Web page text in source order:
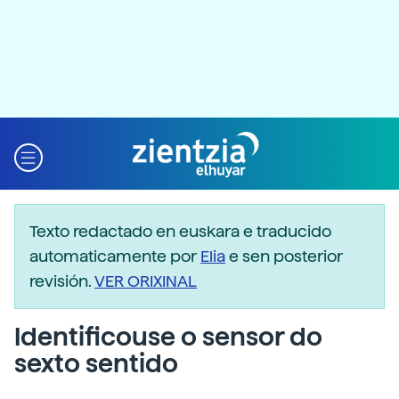
Texto redactado en euskara e traducido
automaticamente porEliae sen posterior
revisión.VER ORIXINAL
Identificouse o sensor do
sexto sentido